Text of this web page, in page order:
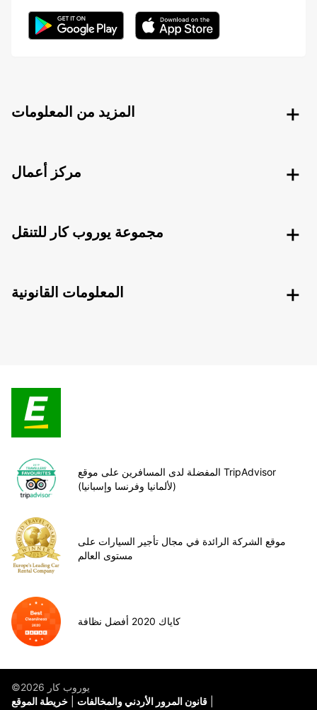
المزيد من المعلومات
مركز أعمال
مجموعة يوروب كار للتنقل
المعلومات القانونية
المفضلة لدى المسافرين على موقع TripAdvisor
(لألمانيا وفرنسا وإسبانيا)
موقع الشركة الرائدة في مجال تأجير السيارات على
مستوى العالم
كاياك 2020 أفضل نظافة
©يوروب كار 2026
خريطة الموقع
قانون المرور الأردني والمخالفات